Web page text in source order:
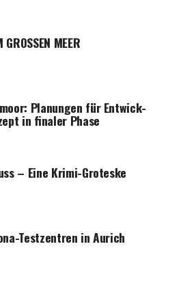
GROSSEN MEER
Pla­nun­gen für Ent­wick­
in fina­ler Phase
– Eine Krimi-Groteske
Test­zen­tren in Aurich